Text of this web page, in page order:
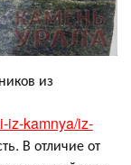
из
iz-kamnya/iz-
В отличие от